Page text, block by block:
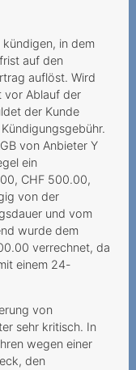
kündigen, in dem
auf den
auflöst. Wird
vor Ablauf der
der Kunde
von Anbieter Y
ein
CHF 500.00,
von der
und vom
wurde dem
verrechnet, da
einem 24-
von
sehr kritisch. In
wegen einer
den
trotz
Portierung
-
mit bösem
um eine
verhindern
während der
einmal
der
im